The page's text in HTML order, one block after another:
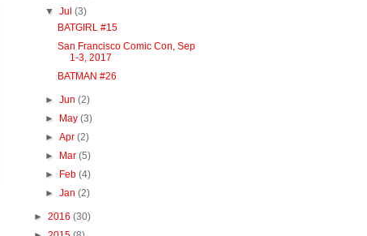
▼Jul(3)
BATGIRL #15
San Francisco Comic Con, Sep
1-3, 2017
BATMAN #26
►Jun(2)
►
May(3)
►Apr(2)
►
Mar(5)
►
Feb(4)
►Jan(2)
► 2016 (30)